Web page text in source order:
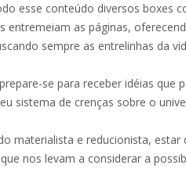
esse conteúdo diversos boxes
entremeiam as páginas,
sempre as entrelinhas da
se para receber idéias que
sistema de crenças sobre o
materialista e reducionista,
nos levam a considerar a